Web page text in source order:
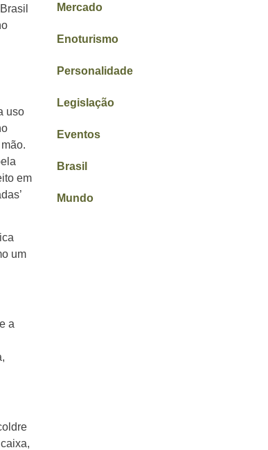
uso
em
um
a
Mercado
Enoturismo
Personalidade
Legislação
Eventos
Brasil
Mundo